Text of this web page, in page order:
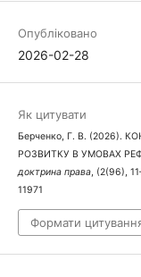
Опубліковано
2026-02-28
Як цитувати
Берченко, Г. В. (2026).
РОЗВИТКУ В УМОВАХ
доктрина права, (2(96),
11971
Формати